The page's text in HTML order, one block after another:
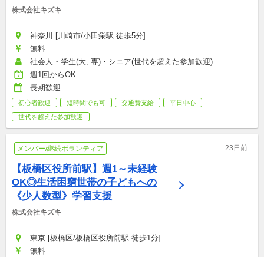
株式会社キズキ
神奈川 [川崎市/小田栄駅 徒歩5分]
無料
社会人・学生(大, 専)・シニア(世代を超えた参加歓迎)
週1回からOK
長期歓迎
初心者歓迎 短時間でも可 交通費支給
平日中心
世代を超えた参加歓迎
メンバー/継続ボランティア 23日前
【板橋区役所前駅】週1～未経験
OK◎生活困窮世帯の子どもへの
《少人数型》学習支援
株式会社キズキ
東京 [板橋区/板橋区役所前駅 徒歩1分]
無料